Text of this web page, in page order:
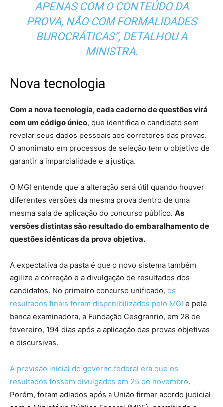
APENAS COM O CONTEÚDO DA
PROVA, NÃO COM FORMALIDADES
BUROCRÁTICAS”, DETALHOU A
MINISTRA.
Nova tecnologia
Com a nova tecnologia, cada caderno de questões virá
com um código único, que identifica o candidato sem
revelar seus dados pessoais aos corretores das provas.
O anonimato em processos de seleção tem o objetivo de
garantir a imparcialidade e a justiça.
O MGI entende que a alteração será útil quando houver
diferentes versões da mesma prova dentro de uma
mesma sala de aplicação do concurso público. As
versões distintas são resultado do embaralhamento de
questões idênticas da prova objetiva.
A expectativa da pasta é que o novo sistema também
agilize a correção e a divulgação de resultados dos
candidatos. No primeiro concurso unificado, os
resultados finais foram disponibilizados pelo MGI e pela
banca examinadora, a Fundação Cesgranrio, em 28 de
fevereiro, 194 dias após a aplicação das provas objetivas
e discursivas.
A previsão inicial do governo federal era que os
resultados fossem divulgados em 25 de novembro.
Porém, foram adiados após a União firmar acordo judicial